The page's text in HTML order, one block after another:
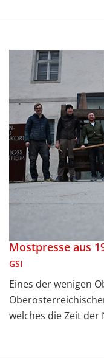
Mostpresse aus
GSI
Eines der wenigen
welches die Zeit